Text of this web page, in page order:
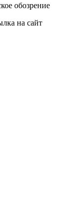
обозрение
на сайт